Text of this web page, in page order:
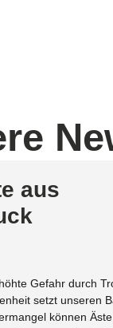
aus
Gefahr durch
setzt unseren
können